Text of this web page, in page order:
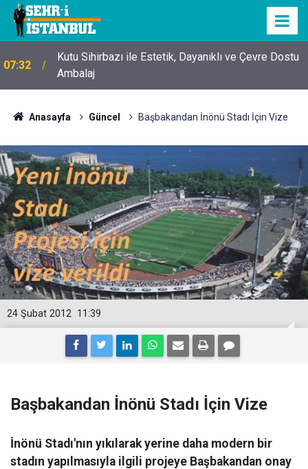
07:32
Kutu Sihirbazı ile Estetik, Dayanıklı ve Çevre Dostu
Ambalaj
Anasayfa Güncel Başbakandan İnönü Stadı İçin Vize
11:39
24 Şubat 2012
Başbakandan İnönü Stadı İçin Vize
İnönü Stadı'nın yıkılarak yerine daha modern bir
stadın yapılmasıyla ilgili projeye Başbakandan onay